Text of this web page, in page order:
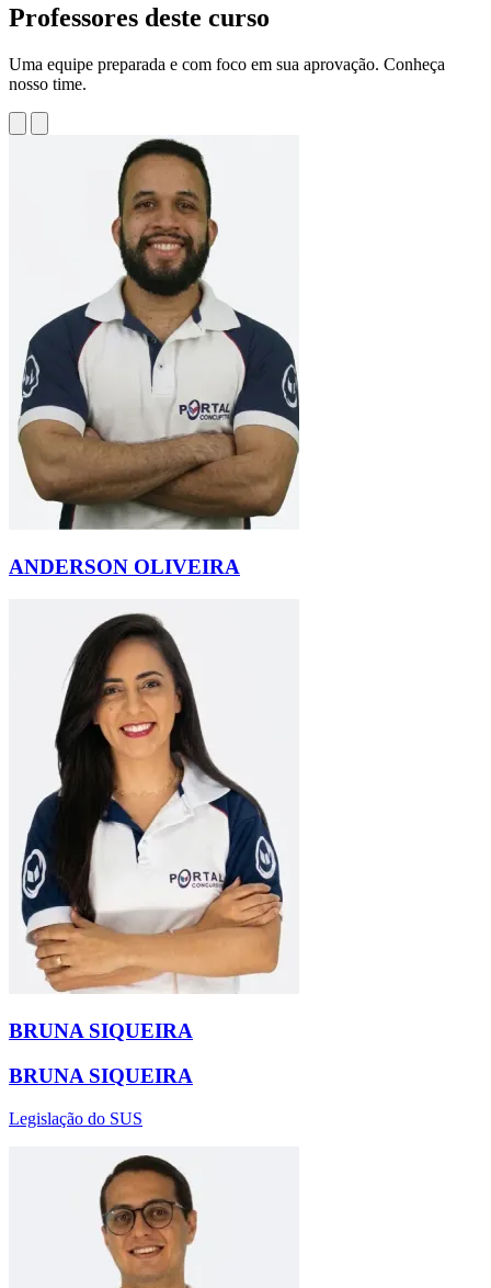
Professores deste curso
Uma equipe preparada e com foco em sua aprovação. Conheça
nosso time.
ANDERSON OLIVEIRA
BRUNA SIQUEIRA
BRUNA SIQUEIRA
Legislação do SUS